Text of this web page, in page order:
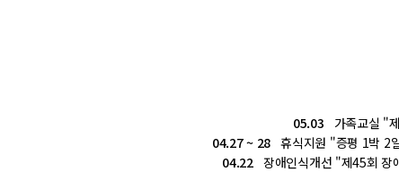
05.03 가족교실 "
04.27 ~ 28 휴식지원 "증평 1박 2
04.22장애인식개선 "제45회 장